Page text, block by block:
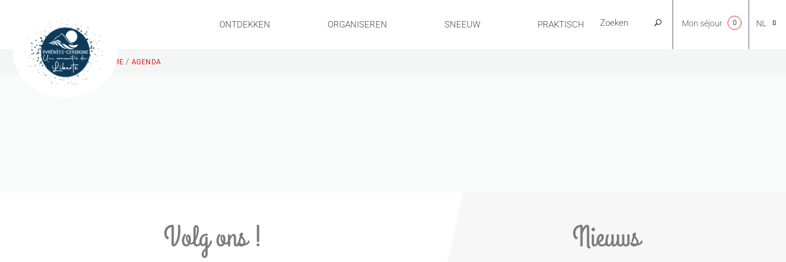
ONTDEKKEN ORGANISEREN SNEEUW PRAKTISCH NL
Mon séjour 0
HOME / AGENDA
Volg ons ! Nieuws